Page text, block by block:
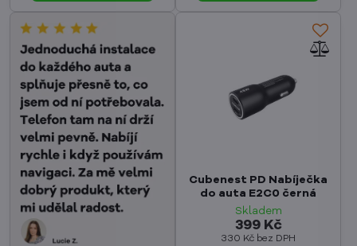
Cubenest PD Nabíječka
do auta E2C0 černá
Skladem
399 Kč
330 Kč bez DPH